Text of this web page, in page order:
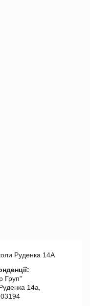
Руденка 14А
Груп"
14а,